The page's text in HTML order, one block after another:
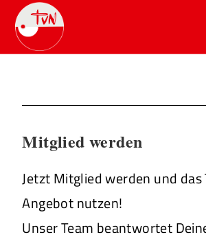
Mitglied werden
Jetzt Mitglied werden und das
Angebot nutzen!
Unser Team beantwortet